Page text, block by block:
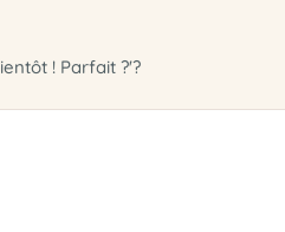
! Parfait ?'?